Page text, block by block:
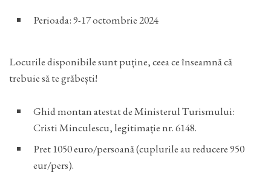
Perioada: 9-17 octombrie 2024
Locurile disponibile sunt puține, ceea ce înseamnă că
trebuie să te grăbești!
Ghid montan atestat de Ministerul Turismului:
Cristi Minculescu, legitimație nr. 6148.
Pret 1050 euro/persoană (cuplurile au reducere 950
eur/pers).